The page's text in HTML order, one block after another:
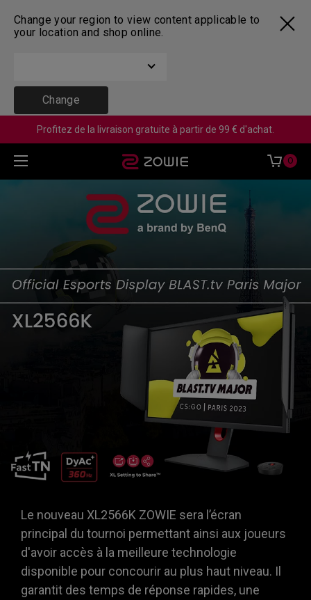
Change your region to view content applicable to
your location and shop online.
Change
Profitez de la livraison gratuite à partir de 99 € d'achat.
0
Le nouveau XL2566K ZOWIE sera l’écran
principal du tournoi permettant ainsi aux joueurs
d'avoir accès à la meilleure technologie
disponible pour concourir au plus haut niveau. Il
garantit des temps de réponse rapides, une